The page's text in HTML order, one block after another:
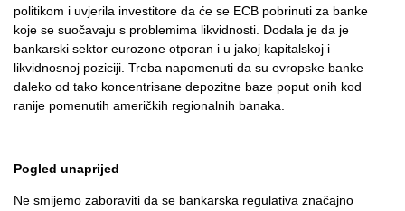
politikom i uvjerila investitore da će se ECB pobrinuti za banke
koje se suočavaju s problemima likvidnosti. Dodala je da je
bankarski sektor eurozone otporan i u jakoj kapitalskoj i
likvidnosnoj poziciji. Treba napomenuti da su evropske banke
daleko od tako koncentrisane depozitne baze poput onih kod
ranije pomenutih američkih regionalnih banaka.
Pogled unaprijed
Ne smijemo zaboraviti da se bankarska regulativa značajno